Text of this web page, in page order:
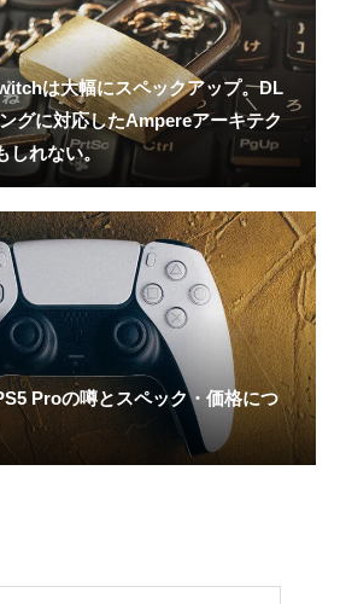
は大幅にスペックアップ。DL
グに対応したAmpereアーキテク
しれない。
Proの噂とスペック・価格につ